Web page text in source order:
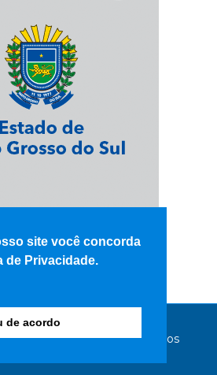
site você concorda
de Privacidade.
de acordo
WK Notícias - Todos os direitos